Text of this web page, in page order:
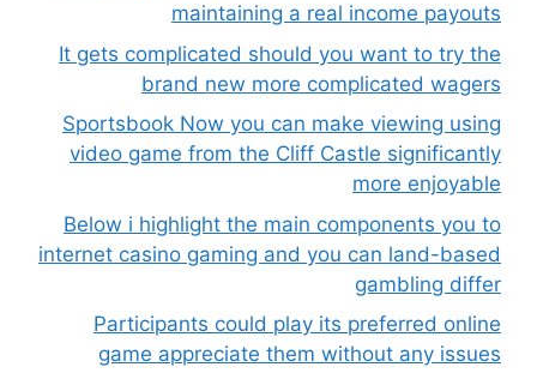
maintaining a real income payouts
It gets complicated should you want to try the
brand new more complicated wagers
Sportsbook Now you can make viewing using
video game from the Cliff Castle significantly
more enjoyable
Below i highlight the main components you to
internet casino gaming and you can land-based
gambling differ
Participants could play its preferred online
game appreciate them without any issues